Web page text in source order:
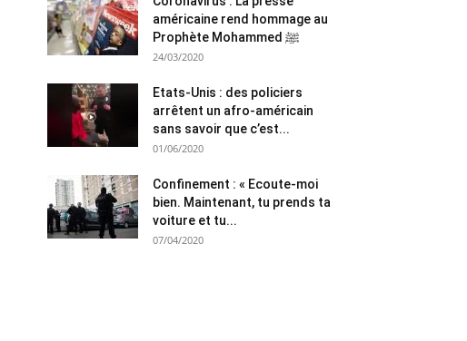
américaine rend hommage au
Prophète Mohammed ﷺ
24/03/2020
Etats-Unis : des policiers
arrêtent un afro-américain
sans savoir que c’est...
01/06/2020
Confinement : « Ecoute-moi
bien. Maintenant, tu prends ta
voiture et tu...
07/04/2020